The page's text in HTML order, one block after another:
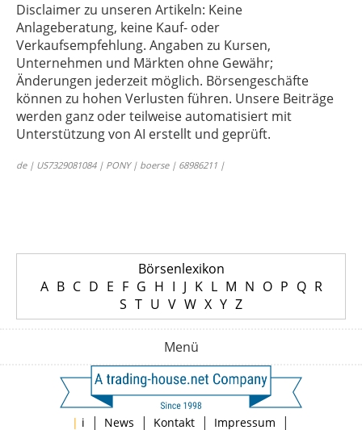
Disclaimer zu unseren Artikeln: Keine
Anlageberatung, keine Kauf- oder
Verkaufsempfehlung. Angaben zu Kursen,
Unternehmen und Märkten ohne Gewähr;
Änderungen jederzeit möglich. Börsengeschäfte
können zu hohen Verlusten führen. Unsere Beiträge
werden ganz oder teilweise automatisiert mit
Unterstützung von AI erstellt und geprüft.
de | US7329081084 | PONY | boerse | 68986211 |
Börsenlexikon
A B C D E F G H I J K L M N O P Q R
S T U V W X Y Z
Menü
| i | News | Kontakt | Impressum |